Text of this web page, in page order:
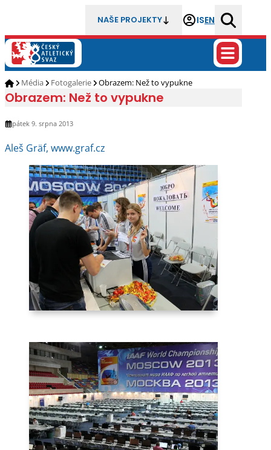
NAŠE PROJEKTY ISEN
Média Fotogalerie Obrazem: Než to vypukne
Obrazem: Než to vypukne
pátek 9. srpna 2013
Aleš Gräf, www.graf.cz